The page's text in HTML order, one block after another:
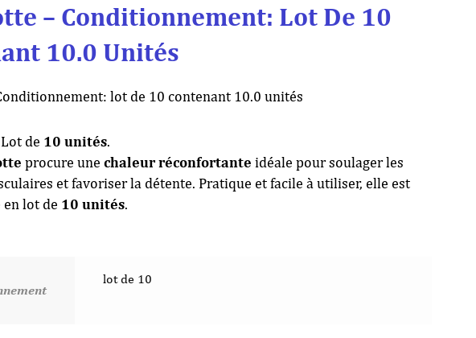
– Conditionnement: Lot De 10
10.0 Unités
lot de 10 contenant 10.0 unités
de 10 unités.
procure une chaleur réconfortante idéale pour soulager les
et favoriser la détente. Pratique et facile à utiliser, elle est
lot de 10 unités.
lot de 10